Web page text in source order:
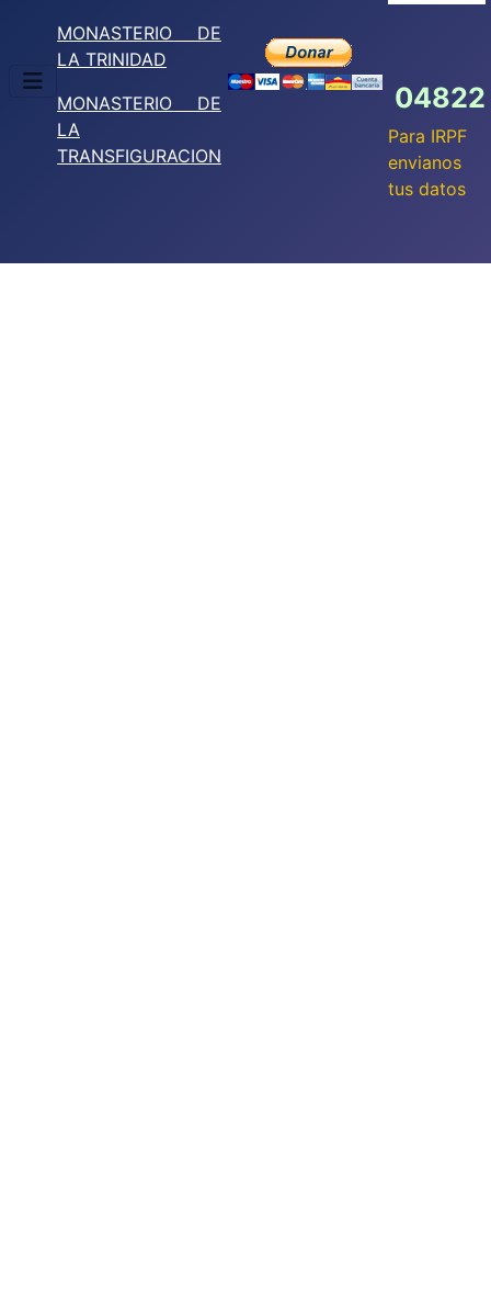
MONASTERIO DE
LA TRINIDAD
MONASTERIO DE
LA
TRANSFIGURACION
04822
Para IRPF
envianos
tus datos